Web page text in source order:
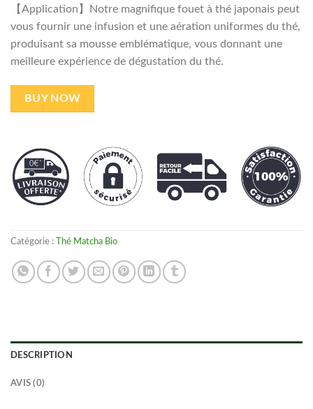
【Application】Notre magnifique fouet à thé japonais peut
vous fournir une infusion et une aération uniformes du thé,
produisant sa mousse emblématique, vous donnant une
meilleure expérience de dégustation du thé.
BUY NOW
Catégorie : Thé Matcha Bio
DESCRIPTION
AVIS (0)